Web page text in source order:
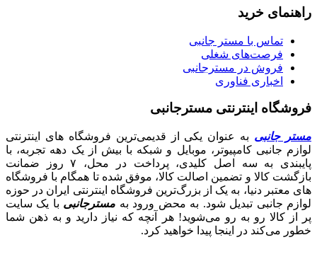
راهنمای خرید
تماس با مستر جانبی
فرصت‌های شغلی
فروش در مسترجانبی
اخباری فناوری
فروشگاه اینترنتی مسترجانبی
مستر جانبی به عنوان یکی از قدیمی‌ترین فروشگاه های اینترنتی
لوازم جانبی کامپیوتر، موبایل و شبکه با بیش از یک دهه تجربه، با
پایبندی به سه اصل کلیدی، پرداخت در محل، ۷ روز ضمانت
بازگشت کالا و تضمین اصالت کالا، موفق شده تا همگام با فروشگاه‌
های معتبر دنیا، به یک از بزرگ‌ترین فروشگاه اینترنتی ایران در حوزه
لوازم جانبی تبدیل شود. به محض ورود به مسترجانبی با یک سایت
پر از کالا رو به رو می‌شوید! هر آنچه که نیاز دارید و به ذهن شما
خطور می‌کند در اینجا پیدا خواهید کرد.